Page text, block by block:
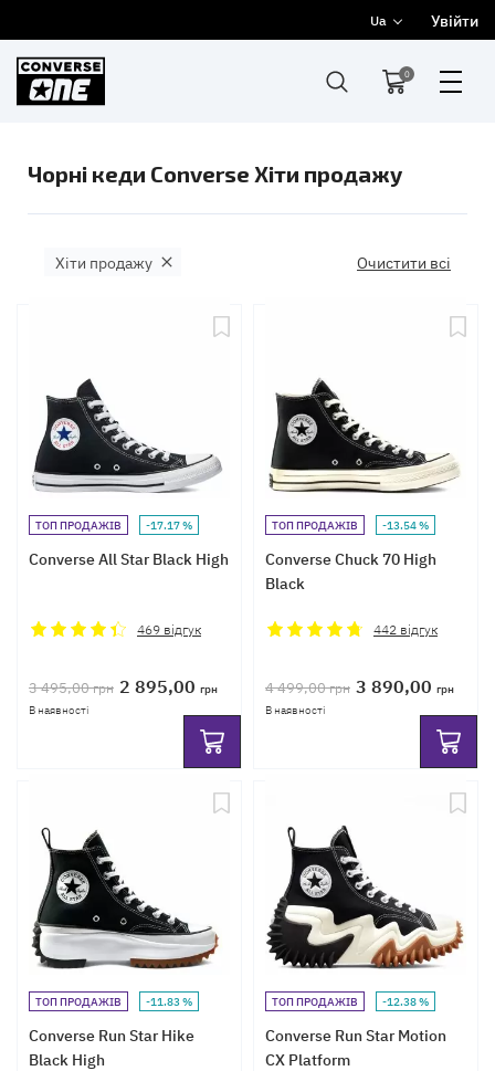
Ua Увійти
0
Чорні кеди Converse Хіти продажу
Хіти продажу Очистити всі
ТОП ПРОДАЖІВ -17.17 %
Converse All Star Black High
469 відгук
3 495,00грн 2 895,00 грн
В наявності
ТОП ПРОДАЖІВ -13.54 %
Converse Chuck 70 High
Black
442 відгук
4 499,00грн 3 890,00 грн
В наявності
ТОП ПРОДАЖІВ -11.83 %
Converse Run Star Hike
Black High
ТОП ПРОДАЖІВ -12.38 %
Converse Run Star Motion
CX Platform